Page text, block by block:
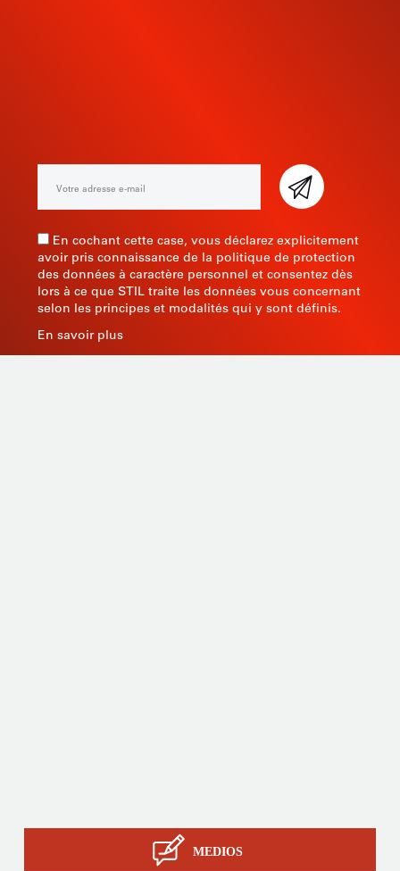
En cochant cette case, vous déclarez explicitement
avoir pris connaissance de la politique de protection
des données à caractère personnel et consentez dès
lors à ce que STIL traite les données vous concernant
selon les principes et modalités qui y sont définis.
En savoir plus
MEDIOS